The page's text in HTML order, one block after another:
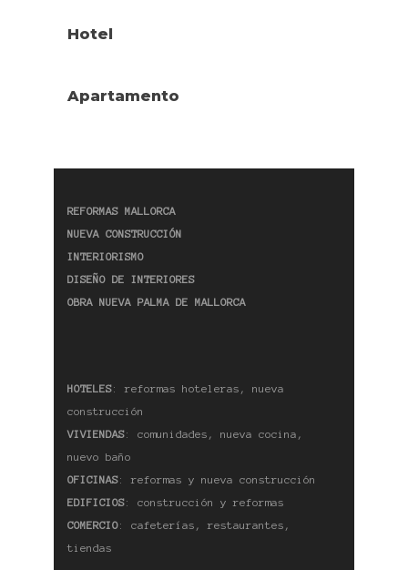
Hotel
Apartamento
REFORMAS MALLORCA
NUEVA CONSTRUCCIÓN
INTERIORISMO
DISEÑO DE INTERIORES
OBRA NUEVA PALMA DE MALLORCA
HOTELES: reformas hoteleras, nueva
construcción
VIVIENDAS: comunidades, nueva cocina,
nuevo baño
OFICINAS: reformas y nueva construcción
EDIFICIOS: construcción y reformas
COMERCIO: cafeterías, restaurantes,
tiendas